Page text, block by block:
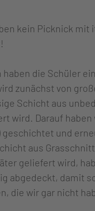
kein Picknick
die Schüler
zunächst von
Schicht aus
wird. Darauf haben
geschichtet und
aus
geliefert wird,
abgedeckt, damit
die wir gar nicht